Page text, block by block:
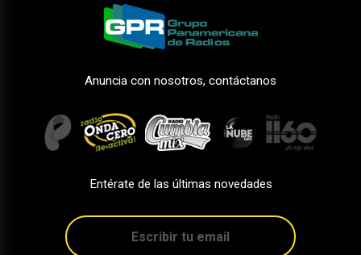
Anuncia con nosotros, contáctanos
Entérate de las últimas novedades